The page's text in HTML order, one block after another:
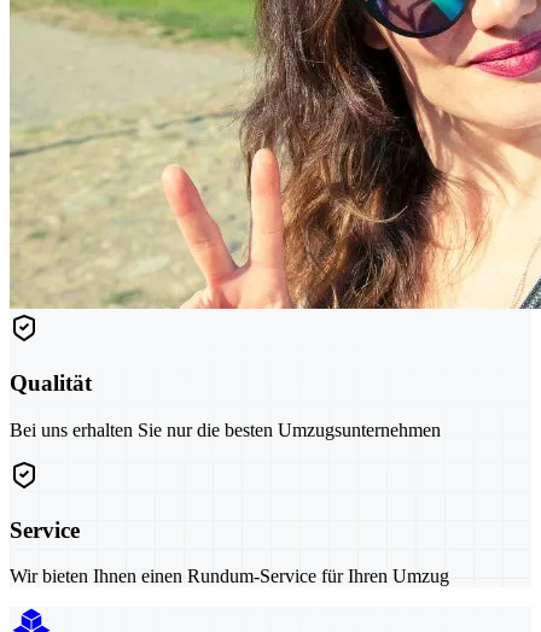
Qualität
Bei uns erhalten Sie nur die besten Umzugsunternehmen
Service
Wir bieten Ihnen einen Rundum-Service für Ihren Umzug